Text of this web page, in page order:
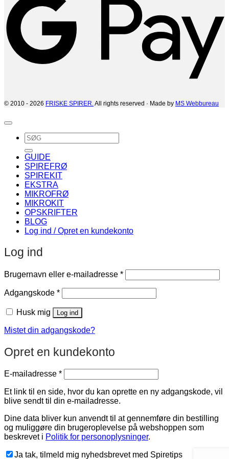
© 2010 - 2026 FRISKE SPIRER.All rights reserved · Made by MS Webbureau
Søg
efter:
GUIDE
SPIREFRØ
SPIREKIT
EKSTRA
MIKROFRØ
MIKROKIT
OPSKRIFTER
BLOG
Log ind / Opret en kundekonto
Log ind
Brugernavn eller e-mailadresse *Påkrævet
Adgangskode *Påkrævet
Husk mig Log ind
Mistet din adgangskode?
Opret en kundekonto
E-mailadresse *Påkrævet
Et link til en side, hvor du kan oprette en ny adgangskode, vil
blive sendt til din e-mailadresse.
Dine data bliver kun anvendt til at gennemføre din bestilling
og muliggøre din brugeroplevelse på webshoppen som
beskrevet i Politik for personoplysninger.
Ja tak, tilmeld mig nyhedsbrevet med Spiretips